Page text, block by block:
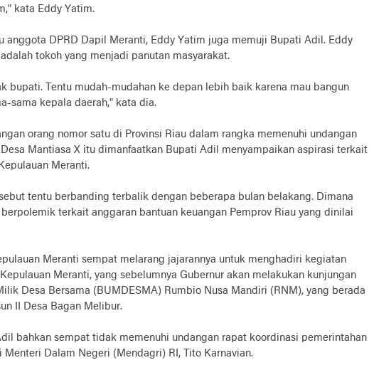
kata Eddy Yatim.
anggota DPRD Dapil Meranti, Eddy Yatim juga memuji Bupati Adil. Eddy
tokoh yang menjadi panutan masyarakat.
bupati. Tentu mudah-mudahan ke depan lebih baik karena mau bangun
sama kepala daerah," kata dia.
orang nomor satu di Provinsi Riau dalam rangka memenuhi undangan
Mantiasa X itu dimanfaatkan Bupati Adil menyampaikan aspirasi terkait
Meranti.
tentu berbanding terbalik dengan beberapa bulan belakang. Dimana
terkait anggaran bantuan keuangan Pemprov Riau yang dinilai
Meranti sempat melarang jajarannya untuk menghadiri kegiatan
Meranti, yang sebelumnya Gubernur akan melakukan kunjungan
Desa Bersama (BUMDESMA) Rumbio Nusa Mandiri (RNM), yang berada
II Desa Bagan Melibur.
bahkan sempat tidak memenuhi undangan rapat koordinasi pemerintahan
Menteri Dalam Negeri (Mendagri) RI, Tito Karnavian.